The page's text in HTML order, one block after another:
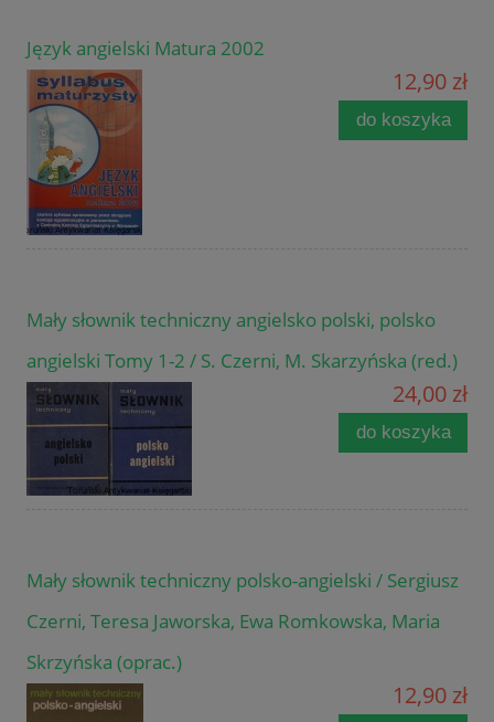
Język angielski Matura 2002
12,90 zł
do koszyka
Mały słownik techniczny angielsko polski, polsko
angielski Tomy 1-2 / S. Czerni, M. Skarzyńska (red.)
24,00 zł
do koszyka
Mały słownik techniczny polsko-angielski / Sergiusz
Czerni, Teresa Jaworska, Ewa Romkowska, Maria
Skrzyńska (oprac.)
12,90 zł